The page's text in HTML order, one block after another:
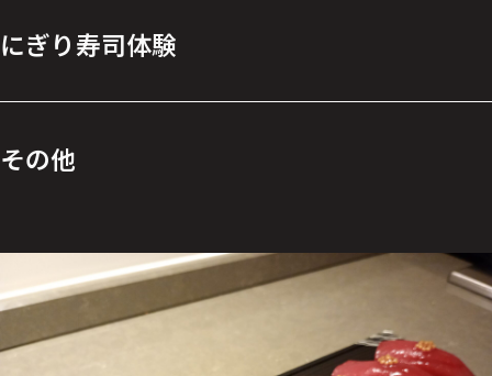
にぎり寿司体験
その他